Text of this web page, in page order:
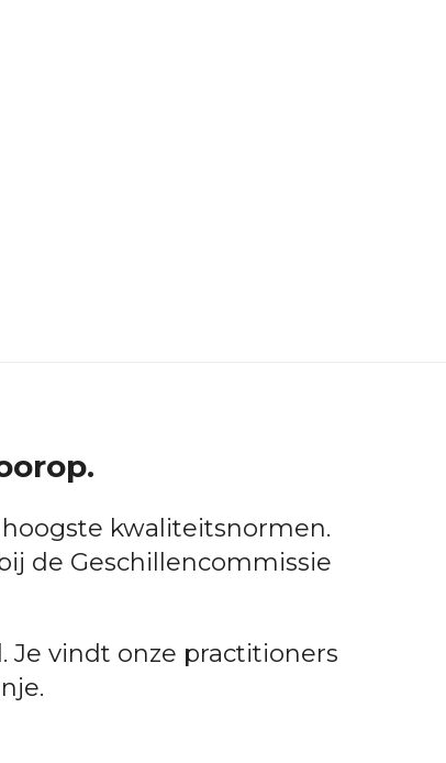
kwaliteitsnormen.
de Geschillencommissie
Je vindt onze practitioners